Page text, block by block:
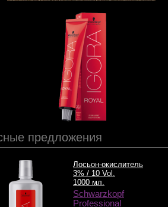
предложения
Лосьон-окислитель
3% / 10 Vol.
1000 мл.
Schwarzkopf
Professional